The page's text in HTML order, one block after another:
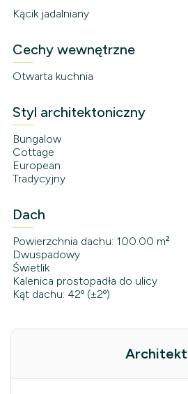
Kącik jadalniany
Cechy wewnętrzne
Otwarta kuchnia
Styl architektoniczny
Bungalow
Cottage
European
Tradycyjny
Dach
Powierzchnia dachu: 100.00 m²
Dwuspadowy
Świetlik
Kalenica prostopadła do ulicy
Kąt dachu: 42º (±2º)
Architekt